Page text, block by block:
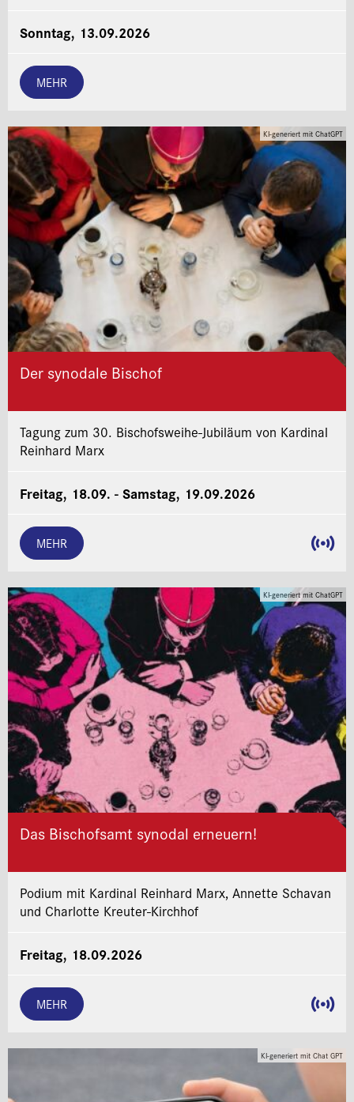
Sonntag, 13.09.2026
MEHR
KI-generiert mit ChatGPT
Der synodale Bischof
Tagung zum 30. Bischofsweihe-Jubiläum von Kardinal
Reinhard Marx
Freitag, 18.09. - Samstag, 19.09.2026
MEHR
KI-generiert mit ChatGPT
Das Bischofsamt synodal erneuern!
Podium mit Kardinal Reinhard Marx, Annette Schavan
und Charlotte Kreuter-Kirchhof
Freitag, 18.09.2026
MEHR
KI-generiert mit Chat GPT